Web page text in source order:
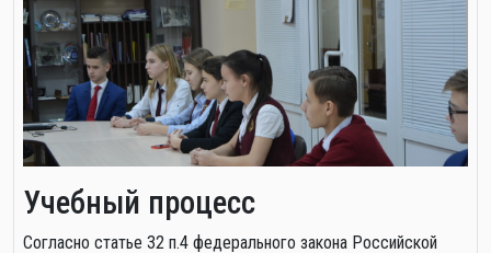
Учебный процесс
Cогласно статье 32 п.4 федерального закона Российской